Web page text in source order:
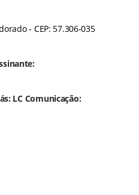
- CEP: 57.306-035
LC Comunicação: